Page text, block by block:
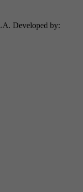
Developed by: